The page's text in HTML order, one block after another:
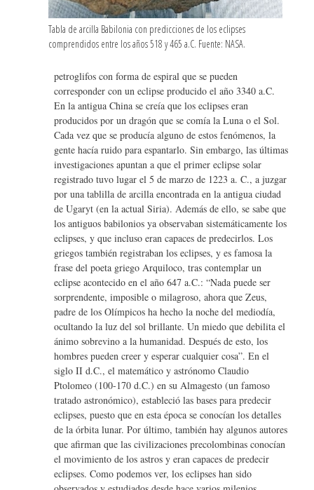
Tabla de arcilla Babilonia con predicciones de los eclipses
comprendidos entre los años 518 y 465 a.C. Fuente: NASA.
petroglifos con forma de espiral que se pueden
corresponder con un eclipse producido el año 3340 a.C.
En la antigua China se creía que los eclipses eran
producidos por un dragón que se comía la Luna o el Sol.
Cada vez que se producía alguno de estos fenómenos, la
gente hacía ruido para espantarlo. Sin embargo, las últimas
investigaciones apuntan a que el primer eclipse solar
registrado tuvo lugar el 5 de marzo de 1223 a. C., a juzgar
por una tablilla de arcilla encontrada en la antigua ciudad
de Ugaryt (en la actual Siria). Además de ello, se sabe que
los antiguos babilonios ya observaban sistemáticamente los
eclipses, y que incluso eran capaces de predecirlos. Los
griegos también registraban los eclipses, y es famosa la
frase del poeta griego Arquiloco, tras contemplar un
eclipse acontecido en el año 647 a.C.: “Nada puede ser
sorprendente, imposible o milagroso, ahora que Zeus,
padre de los Olímpicos ha hecho la noche del mediodía,
ocultando la luz del sol brillante. Un miedo que debilita el
ánimo sobrevino a la humanidad. Después de esto, los
hombres pueden creer y esperar cualquier cosa”. En el
siglo II d.C., el matemático y astrónomo Claudio
Ptolomeo (100-170 d.C.) en su Almagesto (un famoso
tratado astronómico), estableció las bases para predecir
eclipses, puesto que en esta época se conocían los detalles
de la órbita lunar. Por último, también hay algunos autores
que afirman que las civilizaciones precolombinas conocían
el movimiento de los astros y eran capaces de predecir
eclipses. Como podemos ver, los eclipses han sido